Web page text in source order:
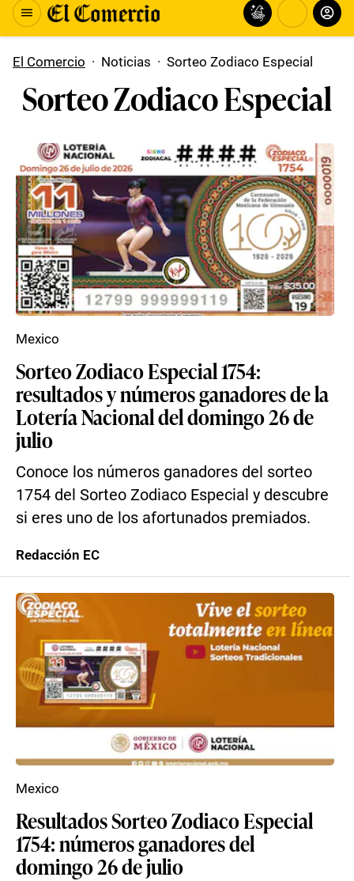
El Comercio · Noticias · Sorteo Zodiaco Especial
Sorteo Zodiaco Especial
Sorteo Zodiaco Especial 1754:
resultados y números ganadores de la
Lotería Nacional del domingo 26 de
julio
Conoce los números ganadores del sorteo
1754 del Sorteo Zodiaco Especial y descubre
si eres uno de los afortunados premiados.
Mexico
Redacción EC
Resultados Sorteo Zodiaco Especial
1754: números ganadores del
domingo 26 de julio
Mexico